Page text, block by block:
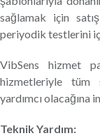
sağlamak için
periyodik testlerini
VibSens hizmet
hizmetleriyle tüm
yardımcı olacağına
Teknik Yardım: